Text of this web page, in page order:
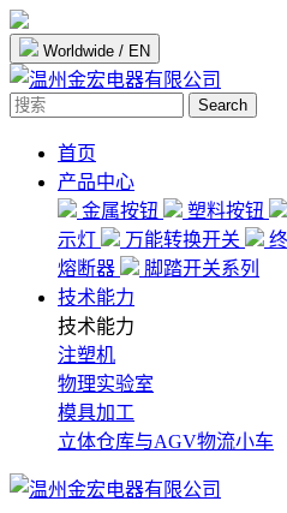
Worldwide / EN
Search
首页
产品中心
金属按钮
塑料按钮
示灯
万能转换开关
熔断器
脚踏开关系列
技术能力
技术能力
注塑机
物理实验室
模具加工
立体仓库与AGV物流小车